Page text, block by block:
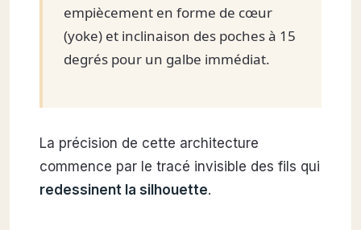
empiècement en forme de cœur
(yoke) et inclinaison des poches à 15
degrés pour un galbe immédiat.
La précision de cette architecture
commence par le tracé invisible des fils qui
redessinent la silhouette.